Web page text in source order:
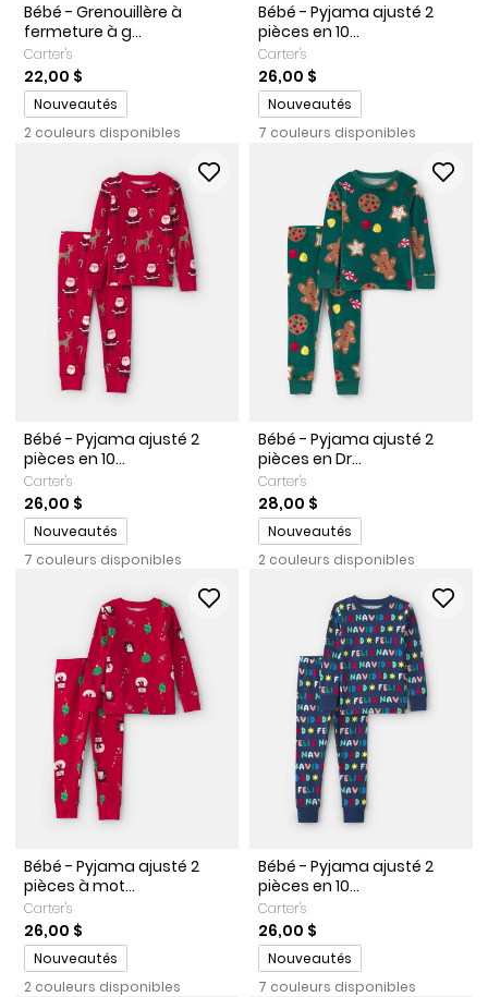
Bébé - Grenouillère à
fermeture à g...
Carter's
22,00 $
Promotions
Nouveautés
2 couleurs disponibles
Bébé - Pyjama ajusté 2
pièces en 10...
Carter's
26,00 $
Promotions
Nouveautés
7 couleurs disponibles
Bébé - Pyjama ajusté 2
pièces en 10...
Carter's
26,00 $
Promotions
Nouveautés
7 couleurs disponibles
Bébé - Pyjama ajusté 2
pièces en Dr...
Carter's
28,00 $
Promotions
Nouveautés
2 couleurs disponibles
Bébé - Pyjama ajusté 2
pièces à mot...
Carter's
26,00 $
Promotions
Nouveautés
2 couleurs disponibles
Bébé - Pyjama ajusté 2
pièces en 10...
Carter's
26,00 $
Promotions
Nouveautés
7 couleurs disponibles